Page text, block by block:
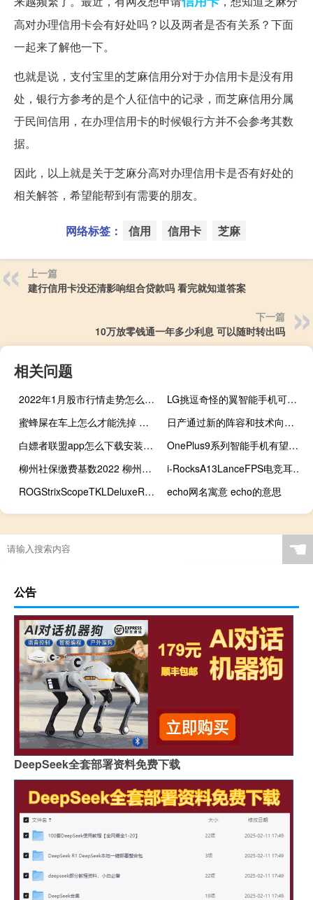
高对办理信用卡会有好处吗？以及两者是否有关系？下面
一起来了解他一下。
也就是说，支付宝里的芝麻信用分对于办信用卡是没有用
处，银行方参考的是个人征信中的记录，而芝麻信用分属
于民间信用，在办理信用卡的时候银行方并不会参考其数
据。
因此，以上就是关于芝麻分高对办理信用卡是否有好处的
相关解答，希望能帮到有需要的朋友。
网络标签： 信用 信用卡 芝麻
上一篇
建行信用卡没还清影响组合贷款吗 看完就知道答案
下一篇
10万放零钱通一年多少利息 可以随时转出吗
相关问题
2022年1月股市行情走势怎么走 热点板块题材有哪些
LG挑逗奇怪的翼智能手机可以旋转成十字形
蜜蜂屎在车上怎么才能洗掉 蜜蜂屎在车上如何清洗
日产通过新的阵容和技术向电气化未来收费
白嫖者联盟app怎么下载安装 白嫖者联盟下载地址分享
OnePlus9系列智能手机有望配备徕卡相机
柳州社保缴费基数2022 柳州社保单位要交多少钱
i-RocksA13LanceFPS电竞耳机开箱轻量舒适音场清晰
ROGStrixScopeTKLDeluxeRGB机械式电竞键盘80%短版配置滑鼠空间更充裕
echo网名寓意 echo的意思
☚
公告
DeepSeek全套部署资料免费下载